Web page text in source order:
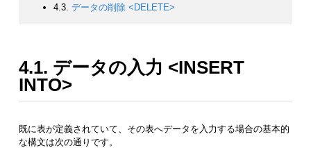
4.3. データの削除 <DELETE>
4.1. データの入力 <INSERT
INTO>
既に表が定義されていて、その表へデータを入力する場合の基本的
な構文は次の通りです。